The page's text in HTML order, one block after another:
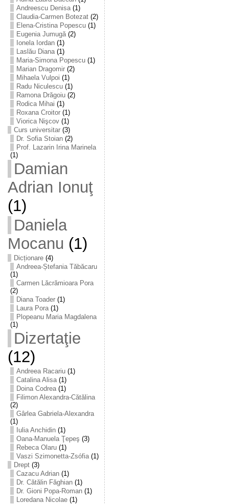
Andreescu Denisa(1)
Claudia-Carmen Botezat(2)
Elena-Cristina Popescu(1)
Eugenia Jumugă(2)
Ionela Iordan(1)
Laslău Diana(1)
Maria-Simona Popescu(1)
Marian Dragomir(2)
Mihaela Vulpoi (1)
Radu Niculescu(1)
Ramona Drăgoiu(2)
Rodica Mihai (1)
Roxana Croitor(1)
Viorica Nişcov(1)
Curs universitar(3)
Dr. Sofia Stoian(2)
Prof. Lazarin Irina Marinela
(1)
Damian
Adrian Ionuţ
(1)
Daniela
Mocanu (1)
Dicționare(4)
Andreea-Ștefania Tăbăcaru
(1)
Carmen Lăcrămioara Pora
(2)
Diana Toader(1)
Laura Pora(1)
Plopeanu Maria Magdalena
(1)
Dizertaţie
(12)
Andreea Racariu(1)
Catalina Alisa(1)
Doina Codrea(1)
Filimon Alexandra-Cătălina
(2)
Gârlea Gabriela-Alexandra
(1)
Iulia Anchidin(1)
Oana-Manuela Ţepeş (3)
Rebeca Olaru(1)
Vaszi Szimonetta-Zsófia(1)
Drept(3)
Cazacu Adrian(1)
Dr. Cătălin Făghian(1)
Dr. Gioni Popa-Roman(1)
Loredana Nicolae(1)